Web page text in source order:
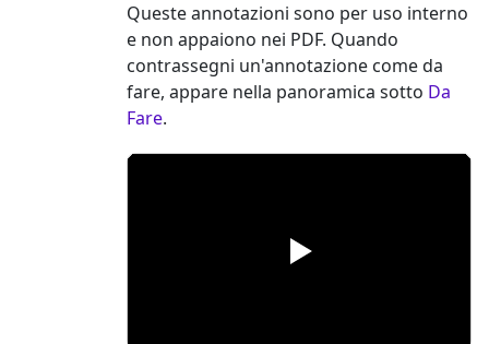
Queste annotazioni sono per uso interno
e non appaiono nei PDF. Quando
contrassegni un'annotazione come da
fare, appare nella panoramica sotto Da
Fare.